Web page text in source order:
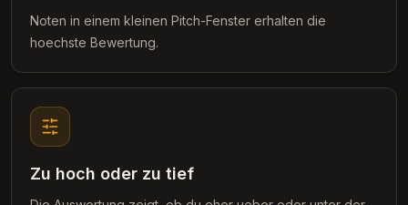
Noten in einem kleinen Pitch-Fenster erhalten die
hoechste Bewertung.
Zu hoch oder zu tief